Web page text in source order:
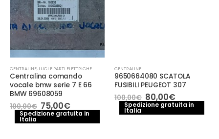
CENTRALINE, LUCI E PARTI ELETTRICHE
Centralina comando
vocale bmw serie 7 E 66
BMW 69608059
100,00€ Il
prezzo
originale
75,00€Il
prezzo
attuale
Spedizione gratuita in
Italia
CENTRALINE
9650664080 SCATOLA
FUSIBILI PEUGEOT 307
100,00€ Il
prezzo
originale
80,00€Il
prezzo
attuale
Spedizione gratuita in
Italia